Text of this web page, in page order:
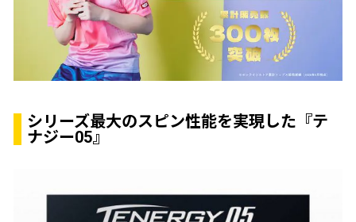
シリーズ最大のスピン性能を実現した『テ
ナジー05』